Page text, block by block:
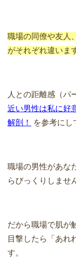
職場の同僚や友人
がそれぞれ違いま
人との距離感（パ
近い男性は私に好
解剖！
を参考にし
職場の男性があな
らびっくりしませ
だから職場で肌が
目撃したら「あれ
す。